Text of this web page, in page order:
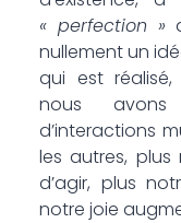
« perfection »
nullement un
qui est réalisé,
nous avons
d’interactions
les autres, plus
d’agir, plus
notre joie